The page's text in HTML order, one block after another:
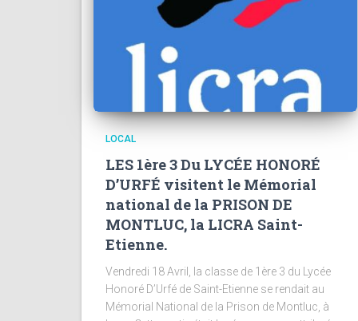
LOCAL
LES 1ère 3 Du LYCÉE HONORÉ
D’URFÉ visitent le Mémorial
national de la PRISON DE
MONTLUC, la LICRA Saint-
Etienne.
Vendredi 18 Avril, la classe de 1ère 3 du Lycée
Honoré D’Urfé de Saint-Etienne se rendait au
Mémorial National de la Prison de Montluc, à